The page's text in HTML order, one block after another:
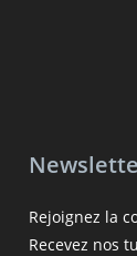
Rejoignez la
Recevez nos